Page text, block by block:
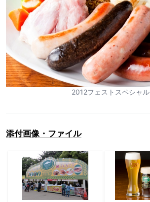
2012フェストスペシャル
添付画像・ファイル